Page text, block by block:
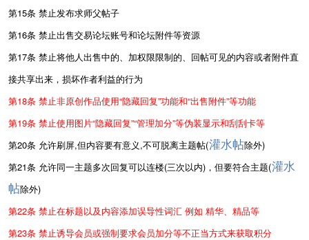
第15条 禁止发布求师父帖子
第16条 禁止出售交易论坛账号和论坛附件等资源
第17条 禁止将他人出售中的、加权限限制的、回帖可见的内容或者附件直
接共享出来，损坏作者利益的行为
第18条 禁止非原创作品使用“隐藏回复”功能和“出售附件”等功能
第19条 禁止使用图片“隐藏回复”“管理加分”等伪装显示和刮刮卡等
第20条 允许刷屏,但内容要有意义,不可脱离主题帖(灌水帖除外)
第21条 允许同一主题多次回复可以连楼(三次以内)，但要符合主题(灌水
帖除外)
第22条 禁止在标题以及内容添加误导性词汇 例如 精华、精品等
第23条 禁止诱导会员或强制要求会员加分等不正当方式来获取积分